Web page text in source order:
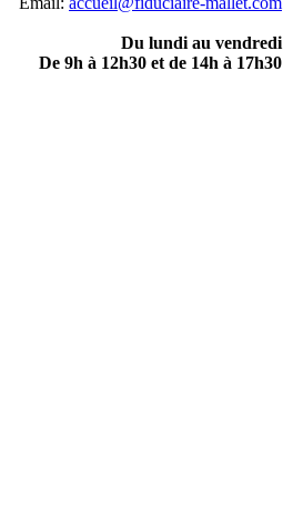
Du lundi au vendredi
De 9h à 12h30 et de 14h à 17h30